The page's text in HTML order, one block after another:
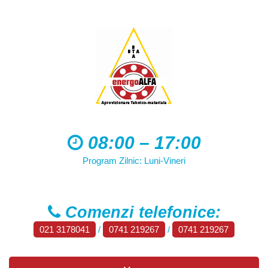
08:00 – 17:00
Program Zilnic: Luni-Vineri
Comenzi telefonice:
021 3178041 / 0741 219267 / 0741 219267